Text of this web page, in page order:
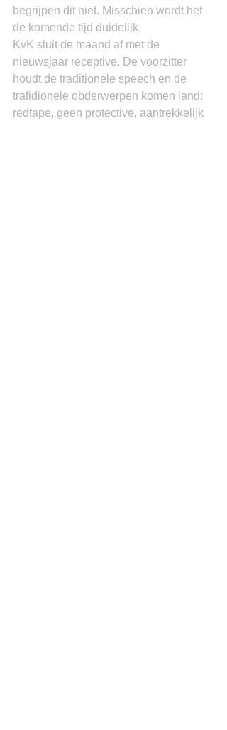
begrijpen dit niet. Misschien wordt het
de komende tijd duidelijk.
KvK sluit de maand af met de
nieuwsjaar receptive. De voorzitter
houdt de traditionele speech en de
trafidionele obderwerpen komen land:
redtape, geen protective, aantrekkelijk